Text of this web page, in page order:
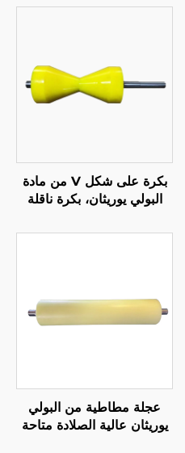
بكرة على شكل V من مادة
البولي يوريثان، بكرة ناقلة
عجلة مطاطية من البولي
يوريثان عالية الصلادة متاحة